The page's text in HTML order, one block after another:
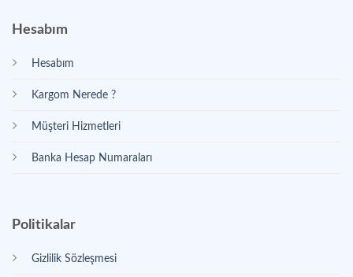
Hesabım
Hesabım
Kargom Nerede ?
Müşteri Hizmetleri
Banka Hesap Numaraları
Politikalar
Gizlilik Sözleşmesi